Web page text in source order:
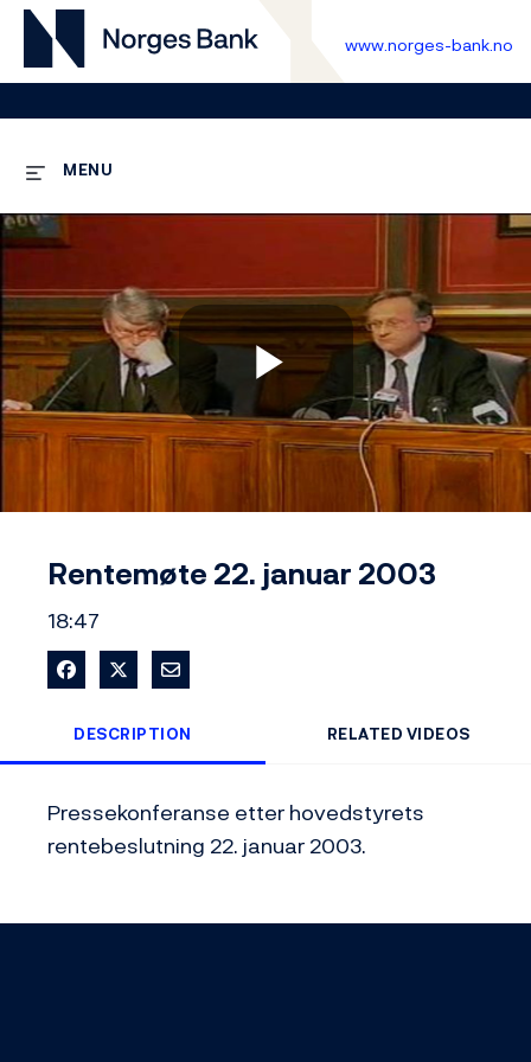
www.norges-bank.no
MENU
Play
Rentemøte 22. januar 2003
18:47
Share on Facebook
Share on XShare via Email
DESCRIPTION RELATED VIDEOS
Pressekonferanse etter hovedstyrets
rentebeslutning 22. januar 2003.